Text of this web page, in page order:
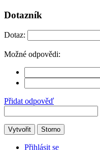
Dotazník
Dotaz:
Možné odpovědi:
Přidat odpověď
Vytvořit Storno
Přihlásit se